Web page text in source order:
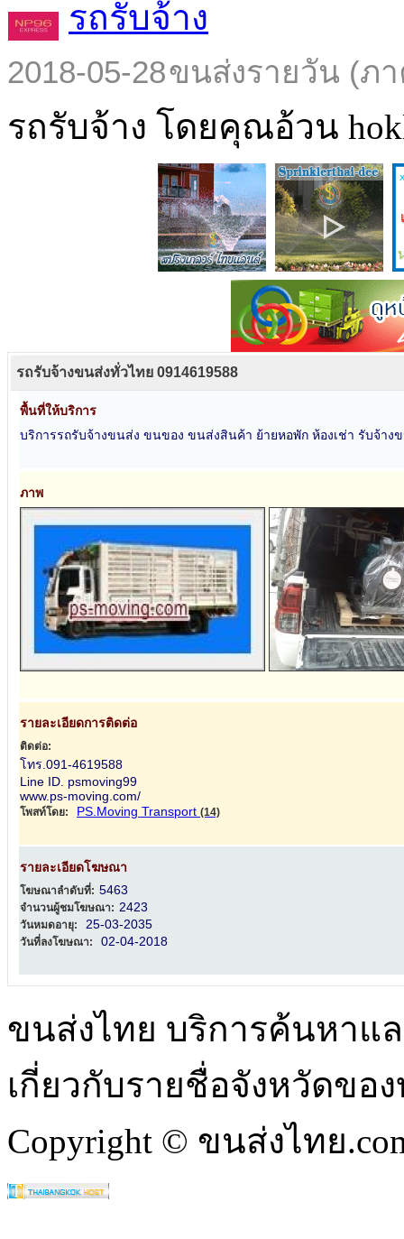
รถรับจ้าง
2018-05-28ขนส่งรายวัน (ภ
รถรับจ้าง โดยคุณอ้วน
รถรับจ้างขนส่งทั่วไทย 0914619588
พื้นที่ให้บริการ
บริการรถรับจ้างขนส่ง ขนของ ขนส่งสินค้า ย้ายหอพัก ห้องเช่า รับจ้า
ภาพ
รายละเอียดการติดต่อ
ติดต่อ:
โทร.091-4619588
Line ID. psmoving99
www.ps-moving.com/
โพสท์โดย: PS.Moving Transport (14)
รายละเอียดโฆษณา
โฆษณาลำดับที่: 5463
จำนวนผู้ชมโฆษณา: 2423
วันหมดอายุ: 25-03-2035
วันที่ลงโฆษณา: 02-04-2018
ขนส่งไทย บริการค้นหาแ
เกี่ยวกับรายชื่อจังหวัดขอ
Copyright © ขนส่งไทย